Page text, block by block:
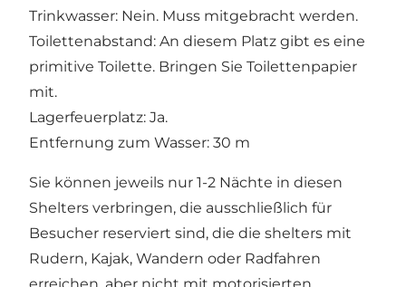
Trinkwasser: Nein. Muss mitgebracht werden.
Toilettenabstand: An diesem Platz gibt es eine
primitive Toilette. Bringen Sie Toilettenpapier
mit.
Lagerfeuerplatz: Ja.
Entfernung zum Wasser: 30 m
Sie können jeweils nur 1-2 Nächte in diesen
Shelters verbringen, die ausschließlich für
Besucher reserviert sind, die die shelters mit
Rudern, Kajak, Wandern oder Radfahren